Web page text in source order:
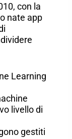
con la
nate app
Learning
livello di
gestiti